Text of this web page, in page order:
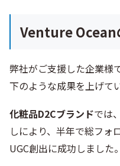
Venture Ocean
弊社がご支援した企業様
下のような成果を上げて
化粧品D2Cブランドでは
しにより、半年で総フォ
UGC創出に成功しました。